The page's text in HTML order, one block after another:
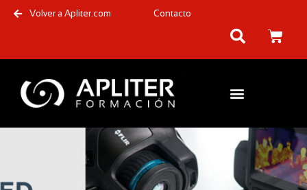
Volver a Apliter.com Contacto